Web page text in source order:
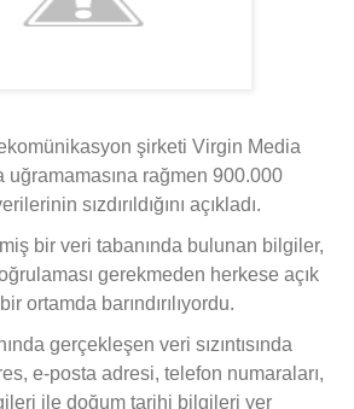
şirketi Virgin Media
uğramamasına rağmen 900.000
sızdırıldığını açıkladı.
bir veri tabanında bulunan bilgiler,
gerekmeden herkese açık
ortamda barındırılıyordu.
gerçekleşen veri sızıntısında
e-posta adresi, telefon numaraları,
ile doğum tarihi bilgileri yer